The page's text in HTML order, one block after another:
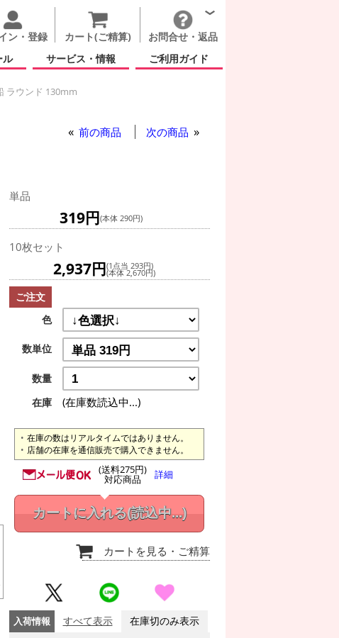
ン・登録 カート(ご精算)
お問合せ・返品
ル サービス・情報 ご利用ガイド
ラウンド 130mm
前の商品 次の商品
単品
319円(本体 290円)
10枚セット
2,937円(1点当 293円)
(本体 2,670円)
ご注文
色
数単位
数量
在庫
(在庫数読込中...)
在庫の数はリアルタイムではありません。
店舗の在庫を通信販売で購入できません。
(送料275円)
対応商品 詳細
カートに入れる(読込中...)
カートを見る ・ご精算
入荷情報 すべて表示 在庫切のみ表示